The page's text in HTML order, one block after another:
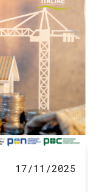
17/11/2025